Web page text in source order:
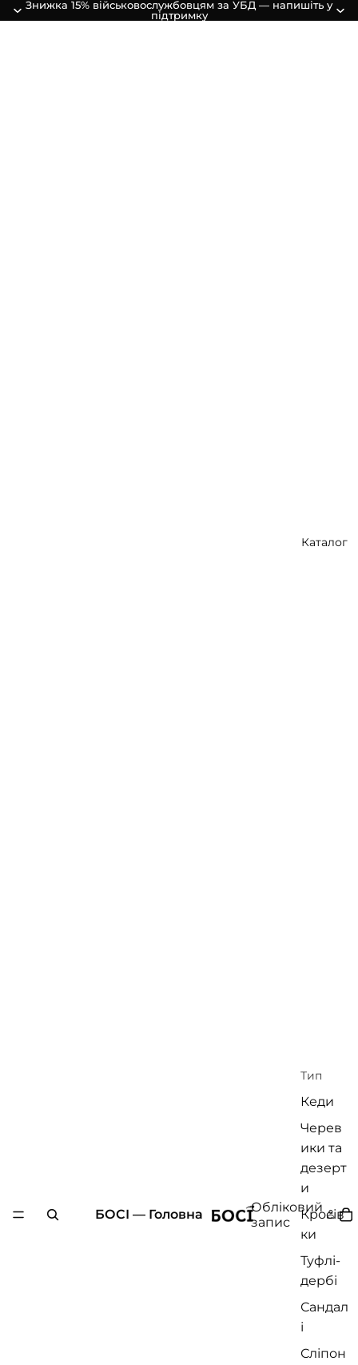
Знижка 15% військовослужбовцям за УБД — напишіть у
підтримку
Каталог
Тип
Кеди
Черев
ики та
дезерт
и
Кросів
ки
Туфлі-
дербі
Сандал
і
Сліпон
БОСІ — Головна
Обліковий
запис